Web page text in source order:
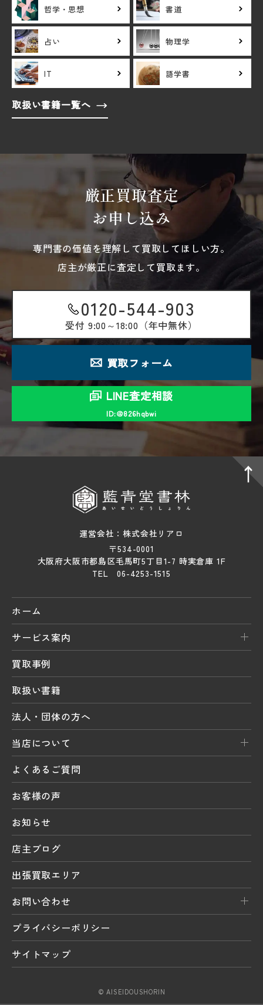
哲学・思想 書道
占い 物理学
IT 語学書
取扱い書籍一覧へ
厳正買取査定
お申し込み
専門書の価値を理解して買取してほしい方。
店主が厳正に査定して買取ます。
0120-544-903
受付 9:00～18:00（年中無休）
買取フォーム
LINE査定相談
ID:＠826hqbwi
運営会社：株式会社リアロ
〒534-0001
大阪府大阪市都島区毛馬町5丁目1-7 時実倉庫 1F
TEL 06-4253-1515
ホーム
サービス案内
買取事例
取扱い書籍
法人・団体の方へ
当店について
よくあるご質問
お客様の声
お知らせ
店主ブログ
出張買取エリア
お問い合わせ
プライバシーポリシー
サイトマップ
© AISEIDOUSHORIN